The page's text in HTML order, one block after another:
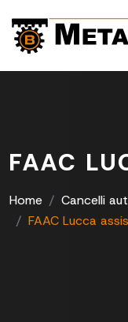
FAAC
Home
Cancelli
FAAC Lucca